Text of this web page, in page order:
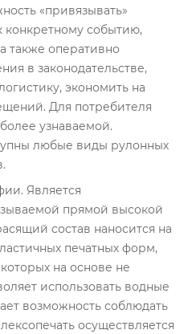
«привязывать»
конкретному событию,
также оперативно
в законодательстве,
экономить на
Для потребителя
узнаваемой.
любые виды рулонных
Является
прямой высокой
состав наносится на
печатных форм,
на основе не
использовать водные
возможность соблюдать
осуществляется